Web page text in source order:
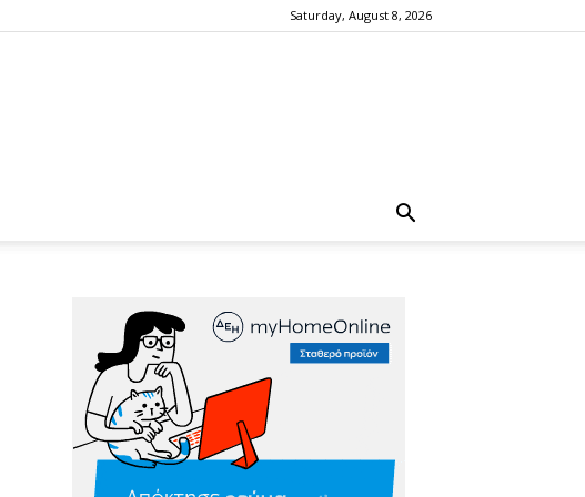
Saturday, August 8, 2026